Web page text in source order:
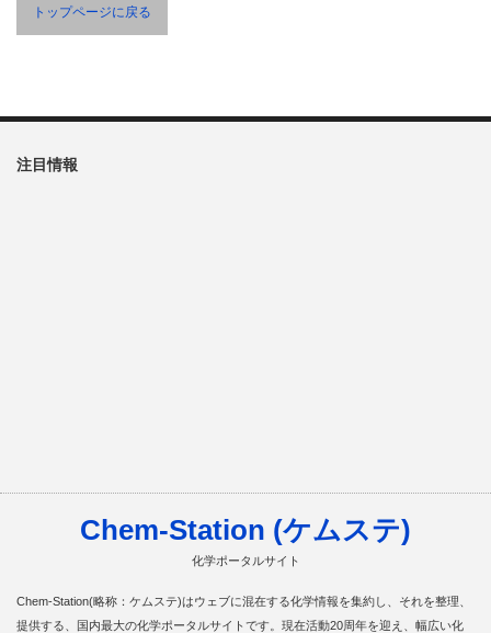
トップページに戻る
注目情報
Chem-Station (ケムステ)
化学ポータルサイト
Chem-Station(略称：ケムステ)はウェブに混在する化学情報を集約し、それを整理、
提供する、国内最大の化学ポータルサイトです。現在活動20周年を迎え、幅広い化